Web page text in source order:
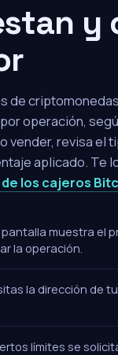
y
de
operación,
vender, revisa el
aplicado. Te
los cajeros
pantalla muestra el
la operación.
la dirección de
límites se